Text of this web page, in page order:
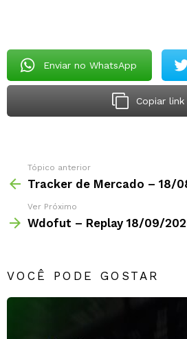
Enviar no WhatsApp
Copiar link
Tópico anterior
Tracker de Mercado – 18/
Ver Próximo
Wdofut – Replay 18/09/
VOCÊ PODE GOSTAR